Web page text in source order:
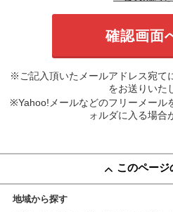
※ご記入頂いたメールアドレス宛て
をお送りいた
※Yahoo!メールなどのフリーメール
ォルダに入る場合
このページ
地域から探す